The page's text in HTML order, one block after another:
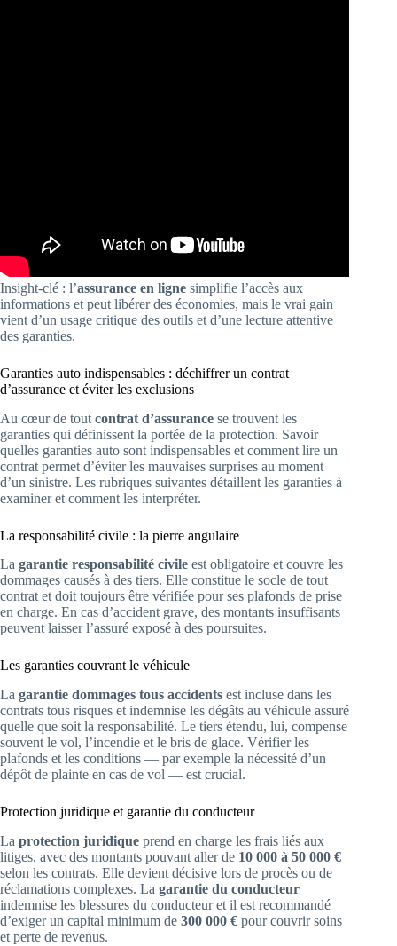
Insight-clé : l’assurance en ligne simplifie l’accès aux
informations et peut libérer des économies, mais le vrai gain
vient d’un usage critique des outils et d’une lecture attentive
des garanties.
Garanties auto indispensables : déchiffrer un contrat
d’assurance et éviter les exclusions
Au cœur de tout contrat d’assurance se trouvent les
garanties qui définissent la portée de la protection. Savoir
quelles garanties auto sont indispensables et comment lire un
contrat permet d’éviter les mauvaises surprises au moment
d’un sinistre. Les rubriques suivantes détaillent les garanties à
examiner et comment les interpréter.
La responsabilité civile : la pierre angulaire
La garantie responsabilité civile est obligatoire et couvre les
dommages causés à des tiers. Elle constitue le socle de tout
contrat et doit toujours être vérifiée pour ses plafonds de prise
en charge. En cas d’accident grave, des montants insuffisants
peuvent laisser l’assuré exposé à des poursuites.
Les garanties couvrant le véhicule
La garantie dommages tous accidents est incluse dans les
contrats tous risques et indemnise les dégâts au véhicule assuré
quelle que soit la responsabilité. Le tiers étendu, lui, compense
souvent le vol, l’incendie et le bris de glace. Vérifier les
plafonds et les conditions — par exemple la nécessité d’un
dépôt de plainte en cas de vol — est crucial.
Protection juridique et garantie du conducteur
La protection juridique prend en charge les frais liés aux
litiges, avec des montants pouvant aller de 10 000 à 50 000 €
selon les contrats. Elle devient décisive lors de procès ou de
réclamations complexes. La garantie du conducteur
indemnise les blessures du conducteur et il est recommandé
d’exiger un capital minimum de 300 000 € pour couvrir soins
et perte de revenus.